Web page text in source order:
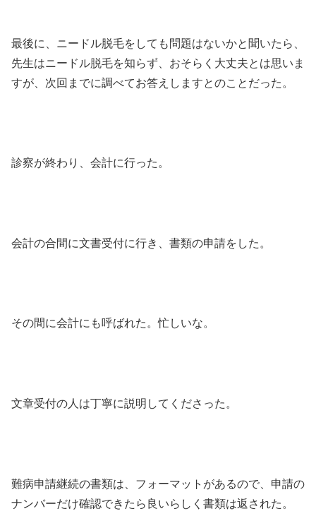
最後に、ニードル脱毛をしても問題はないかと聞いたら、
先生はニードル脱毛を知らず、おそらく大丈夫とは思いま
すが、次回までに調べてお答えしますとのことだった。
診察が終わり、会計に行った。
会計の合間に文書受付に行き、書類の申請をした。
その間に会計にも呼ばれた。忙しいな。
文章受付の人は丁寧に説明してくださった。
難病申請継続の書類は、フォーマットがあるので、申請の
ナンバーだけ確認できたら良いらしく書類は返された。